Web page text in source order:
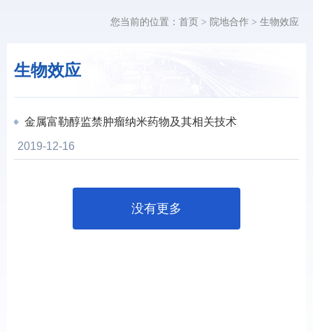
生物效应
您当前的位置： 首页 > 院地合作 > 生物效应
金属富勒醇监禁肿瘤纳米药物及其相关技术
2019-12-16
没有更多